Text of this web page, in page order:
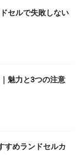
セルで失敗しない
魅力と3つの注意
すめランドセルカ